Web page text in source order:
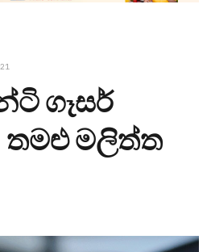
ගෑසර්
මලිත්ත